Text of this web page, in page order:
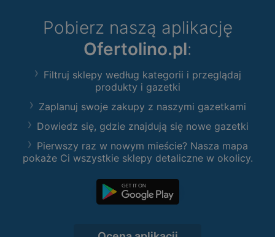
Pobierz naszą aplikację
Ofertolino.pl:
Filtruj sklepy według kategorii i przeglądaj
produkty i gazetki
Zaplanuj swoje zakupy z naszymi gazetkami
Dowiedz się, gdzie znajdują się nowe gazetki
Pierwszy raz w nowym mieście? Nasza mapa
pokaże Ci wszystkie sklepy detaliczne w okolicy.